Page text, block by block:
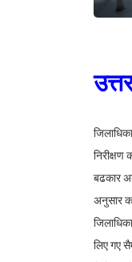
बढकार
अनुसार
लिए गए